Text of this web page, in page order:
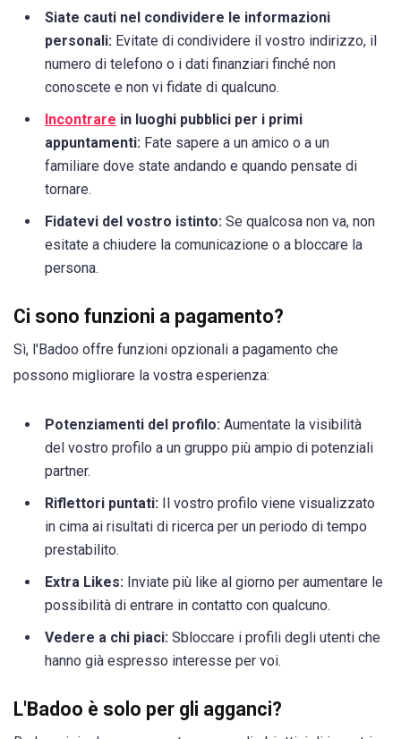
Siate cauti nel condividere le informazioni
personali: Evitate di condividere il vostro indirizzo, il
numero di telefono o i dati finanziari finché non
conoscete e non vi fidate di qualcuno.
Incontrare in luoghi pubblici per i primi
appuntamenti: Fate sapere a un amico o a un
familiare dove state andando e quando pensate di
tornare.
Fidatevi del vostro istinto: Se qualcosa non va, non
esitate a chiudere la comunicazione o a bloccare la
persona.
Ci sono funzioni a pagamento?
Sì, l'Badoo offre funzioni opzionali a pagamento che
possono migliorare la vostra esperienza:
Potenziamenti del profilo: Aumentate la visibilità
del vostro profilo a un gruppo più ampio di potenziali
partner.
Riflettori puntati: Il vostro profilo viene visualizzato
in cima ai risultati di ricerca per un periodo di tempo
prestabilito.
Extra Likes: Inviate più like al giorno per aumentare le
possibilità di entrare in contatto con qualcuno.
Vedere a chi piaci: Sbloccare i profili degli utenti che
hanno già espresso interesse per voi.
L'Badoo è solo per gli agganci?